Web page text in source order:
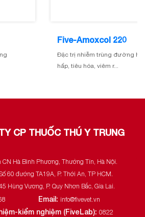
Five-Amoxcol 220
Đặc trị nhiễm trùng đường hô
hấp, tiêu hóa, viêm r...
CP THUỐC THÚ Y TRUNG
CN Hà Bình Phương, Thường Tín, Hà Nội.
60 đường TA19A, P. Thới An, TP HCM.
Hùng Vương, P. Quy Nhơn Bắc, Gia Lai.
Email: info@fivevet.vn
kiểm nghiệm (FiveLab): 0822